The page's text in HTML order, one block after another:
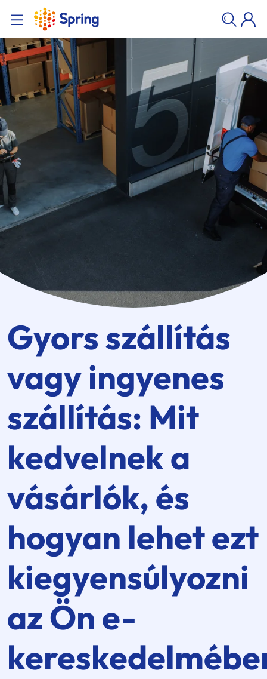
Gyors szállítás
vagy ingyenes
szállítás: Mit
kedvelnek a
vásárlók, és
hogyan lehet ezt
kiegyensúlyozni
az Ön e-